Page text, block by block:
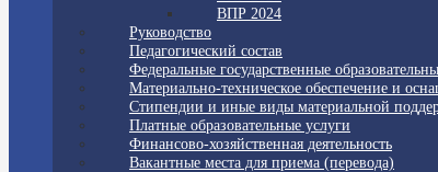
ВПР 2024
Руководство
Педагогический состав
Федеральные государственные
Материально-техническое обеспечение и
Стипендии и иные виды материальной
Платные образовательные услуги
Финансово-хозяйственная деятельность
Вакантные места для приема (перевода)